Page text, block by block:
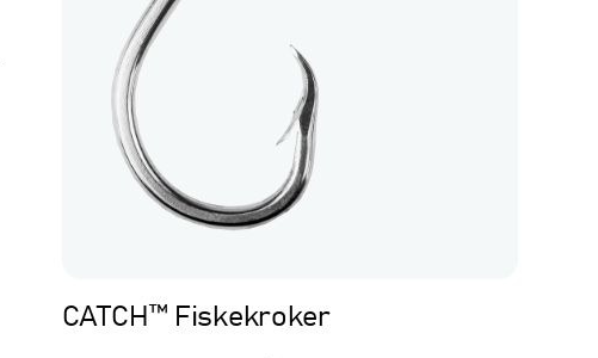
CATCH™ Fiskekroker